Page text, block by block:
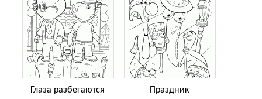
Глаза разбегаются
Праздник